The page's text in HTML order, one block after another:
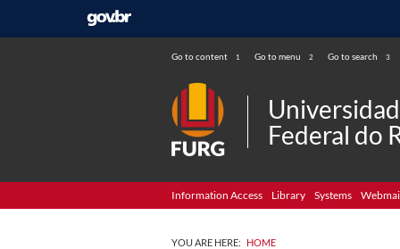
Go to content 1 Go to menu 2 Go to search 3
Federal do
Information Access Library Systems
YOU ARE HERE: HOME